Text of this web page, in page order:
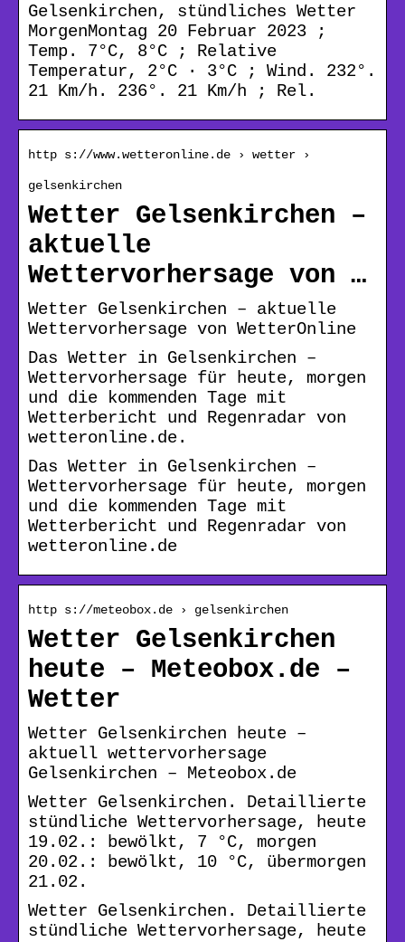
Gelsenkirchen, stündliches Wetter
MorgenMontag 20 Februar 2023 ;
Temp. 7°C, 8°C ; Relative
Temperatur, 2°C · 3°C ; Wind. 232°.
21 Km/h. 236°. 21 Km/h ; Rel.
http s://www.wetteronline.de › wetter ›
gelsenkirchen
Wetter Gelsenkirchen –
aktuelle
Wettervorhersage von …
Wetter Gelsenkirchen – aktuelle
Wettervorhersage von WetterOnline
Das Wetter in Gelsenkirchen –
Wettervorhersage für heute, morgen
und die kommenden Tage mit
Wetterbericht und Regenradar von
wetteronline.de.
Das Wetter in Gelsenkirchen –
Wettervorhersage für heute, morgen
und die kommenden Tage mit
Wetterbericht und Regenradar von
wetteronline.de
http s://meteobox.de › gelsenkirchen
Wetter Gelsenkirchen
heute – Meteobox.de –
Wetter
Wetter Gelsenkirchen heute –
aktuell wettervorhersage
Gelsenkirchen – Meteobox.de
Wetter Gelsenkirchen. Detaillierte
stündliche Wettervorhersage, heute
19.02.: bewölkt, 7 °C, morgen
20.02.: bewölkt, 10 °C, übermorgen
21.02.
Wetter Gelsenkirchen. Detaillierte
stündliche Wettervorhersage, heute